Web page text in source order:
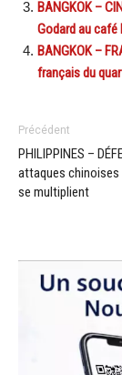
BANGKOK –
Godard au café
BANGKOK –
français du
Précédent
PHILIPPINES –
attaques chinoises
se multiplient